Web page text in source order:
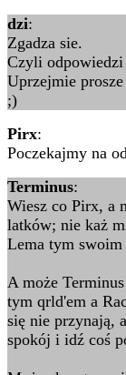
dzi:
Zgadza sie.
Czyli odpowiedzi
Uprzejmie
;)
Pirx:
Poczekajmy na
Terminus:
Wiesz co Pirx, a
latków; nie każ
Lema tym swoim
A może
tym qrld'em a
się nie przynają,
spokój i idź coś